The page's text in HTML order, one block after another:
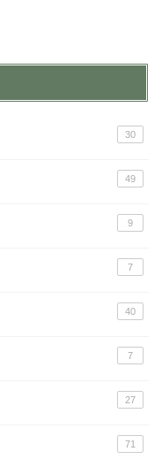
30
49
9
7
40
7
27
71